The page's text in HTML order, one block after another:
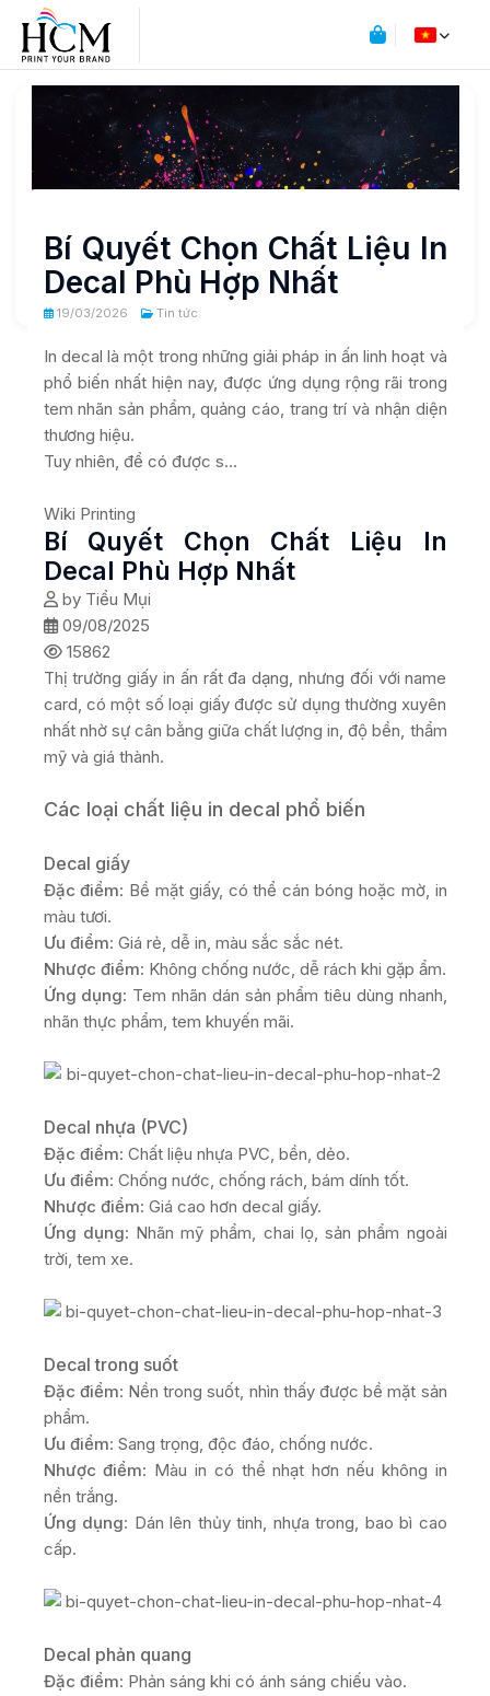
Bí Quyết Chọn Chất Liệu In
Decal Phù Hợp Nhất
19/03/2026 Tin tức
In decal là một trong những giải pháp in ấn linh hoạt và
phổ biến nhất hiện nay, được ứng dụng rộng rãi trong
tem nhãn sản phẩm, quảng cáo, trang trí và nhận diện
thương hiệu.
Tuy nhiên, để có được s…
Wiki Printing
Bí Quyết Chọn Chất Liệu In
Decal Phù Hợp Nhất
by Tiểu Mụi
09/08/2025
15862
Thị trường giấy in ấn rất đa dạng, nhưng đối với name
card, có một số loại giấy được sử dụng thường xuyên
nhất nhờ sự cân bằng giữa chất lượng in, độ bền, thẩm
mỹ và giá thành.
Các loại chất liệu in decal phổ biến
Decal giấy
Đặc điểm: Bề mặt giấy, có thể cán bóng hoặc mờ, in
màu tươi.
Ưu điểm: Giá rẻ, dễ in, màu sắc sắc nét.
Nhược điểm: Không chống nước, dễ rách khi gặp ẩm.
Ứng dụng: Tem nhãn dán sản phẩm tiêu dùng nhanh,
nhãn thực phẩm, tem khuyến mãi.
Decal nhựa (PVC)
Đặc điểm: Chất liệu nhựa PVC, bền, dẻo.
Ưu điểm: Chống nước, chống rách, bám dính tốt.
Nhược điểm: Giá cao hơn decal giấy.
Ứng dụng: Nhãn mỹ phẩm, chai lọ, sản phẩm ngoài
trời, tem xe.
Decal trong suốt
Đặc điểm: Nền trong suốt, nhìn thấy được bề mặt sản
phẩm.
Ưu điểm: Sang trọng, độc đáo, chống nước.
Nhược điểm: Màu in có thể nhạt hơn nếu không in
nền trắng.
Ứng dụng: Dán lên thủy tinh, nhựa trong, bao bì cao
cấp.
Decal phản quang
Đặc điểm: Phản sáng khi có ánh sáng chiếu vào.